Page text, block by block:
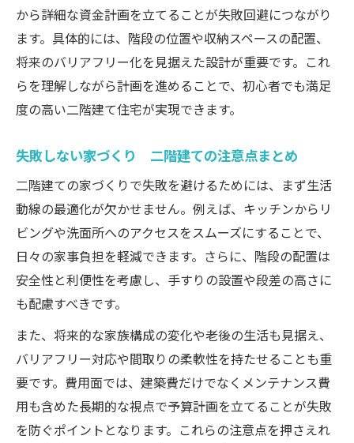
から詳細な資金計画を立てることが失敗回避につながり
ます。具体的には、階段の位置や収納スペースの配置、
将来のバリアフリー化を見据えた設計が重要です。これ
らを理解しながら計画を進めることで、初心者でも満足
度の高い二階建て住宅が実現できます。
失敗しない家づくり 二階建ての注意点まとめ
二階建ての家づくりで失敗を避けるためには、まず生活
動線の最適化が欠かせません。例えば、キッチンからリ
ビングや洗面所へのアクセスをスムーズにすることで、
日々の家事負担を軽減できます。さらに、階段の配置は
安全性と利便性を考慮し、手すりの設置や段差の高さに
も配慮すべきです。
また、将来的な家族構成の変化や老後の生活も見据え、
バリアフリー対応や間取りの柔軟性を持たせることも重
要です。費用面では、建築費だけでなくメンテナンス費
用も含めた長期的な視点で予算計画を立てることが失敗
を防ぐポイントとなります。これらの注意点を押さえれ